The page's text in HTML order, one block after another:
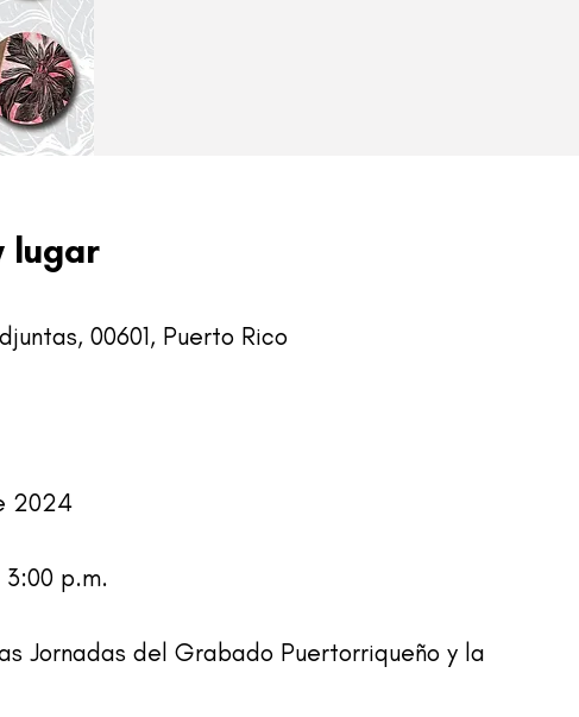
lugar
00601, Puerto Rico
2024
p.m.
Jornadas del Grabado Puertorriqueño y la